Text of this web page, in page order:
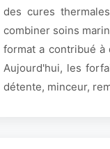
des cures
combiner soins
format a contribué à
Aujourd'hui, les
détente, minceur,